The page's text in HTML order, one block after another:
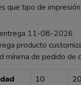
que tipo de
11-08-2026
producto
mínima de pedido
10 20